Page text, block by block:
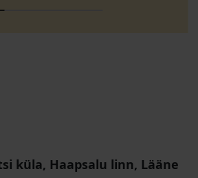
küla, Haapsalu linn, Lääne